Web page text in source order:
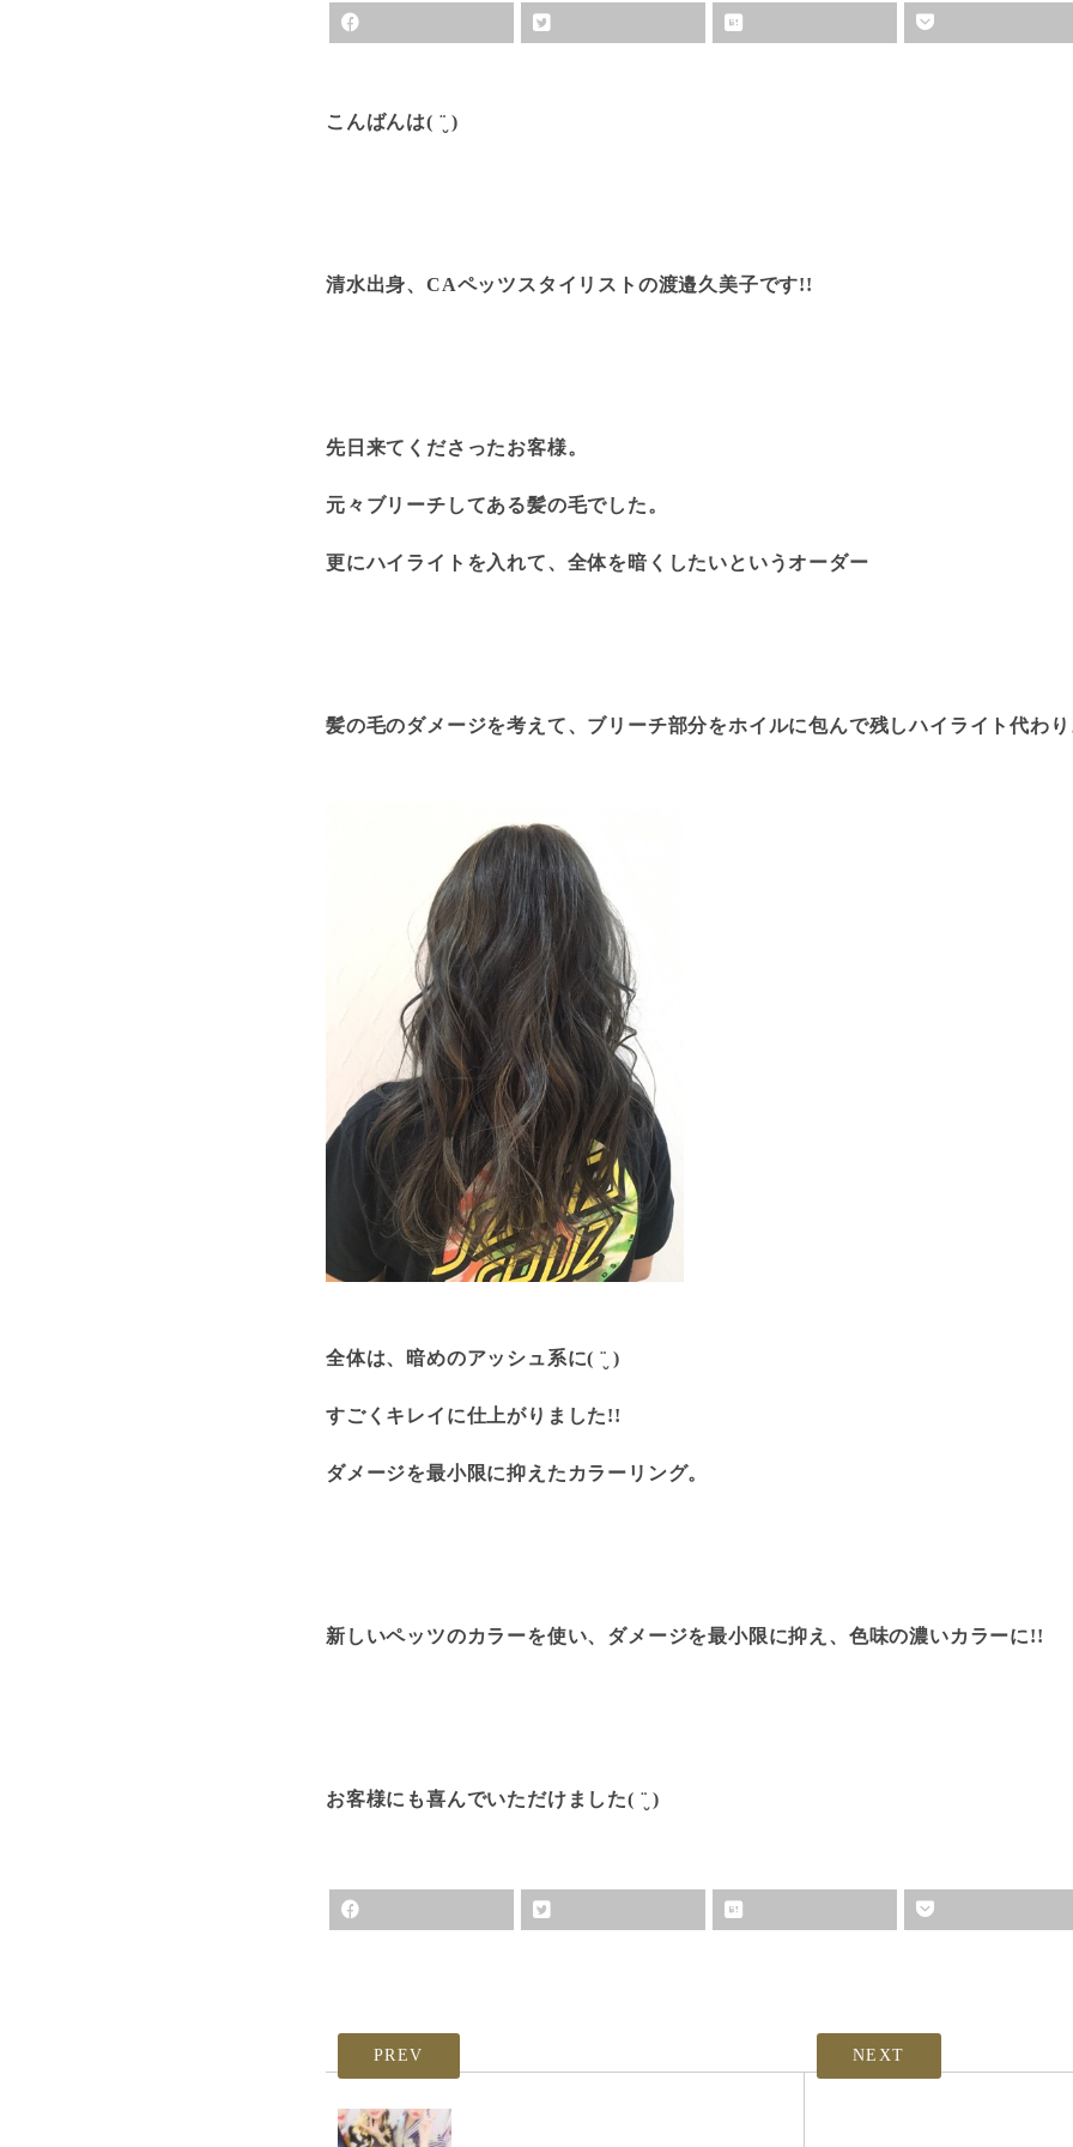
こんばんは( ¨̮ )
清水出身、CAペッツスタイリストの渡邉久美子です!!
先日来てくださったお客様。
元々ブリーチしてある髪の毛でした。
更にハイライトを入れて、全体を暗くしたいというオーダー
髪の毛のダメージを考えて、ブリーチ部分をホイルに包んで残しハイライト代わ
全体は、暗めのアッシュ系に( ¨̮ )
すごくキレイに仕上がりました!!
ダメージを最小限に抑えたカラーリング。
新しいペッツのカラーを使い、ダメージを最小限に抑え、色味の濃いカラーに!!
お客様にも喜んでいただけました( ¨̮ )
PREV NEXT